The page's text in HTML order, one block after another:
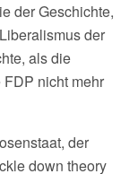
der Geschichte,
der
als die
nicht mehr
der
down theory